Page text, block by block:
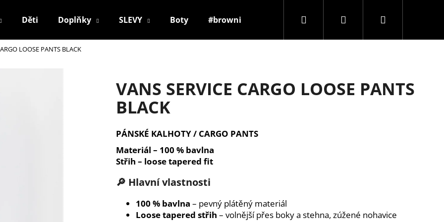
Děti Doplňky SLEVY Boty #brownisthenewblack Kamenná prodejna
Hledat PřihlášeníNákupní
LOOSE PANTS BLACK
VANS SERVICE CARGO LOOSE PANTS
BLACK
PÁNSKÉ KALHOTY / CARGO PANTS
Materiál – 100 % bavlna
Střih – loose tapered fit
🔎 Hlavní vlastnosti
100 % bavlna – pevný plátěný materiál
Loose tapered střih – volnější přes boky a stehna, zúžené nohavice
Co potřebujete najít?
HLEDAT